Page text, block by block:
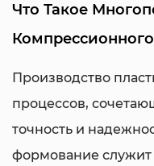
Что Такое
Производство
процессов,
точность и
формование